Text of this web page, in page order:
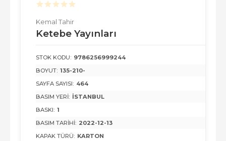
Kemal Tahir
Ketebe Yayınları
STOK KODU: 9786256999244
BOYUT: 135-210-
SAYFA SAYISI: 464
BASIM YERI: İSTANBUL
BASKI: 1
BASIM TARIHI: 2022-12-13
KAPAK TÜRÜ: KARTON